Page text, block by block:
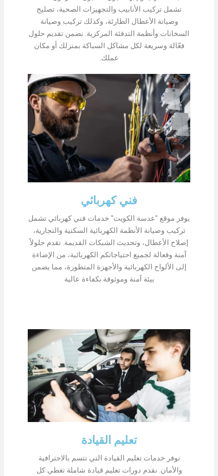
تشمل تركيب الأنابيب والتجهيزات الصحية، تصليح
وصيانة الأعطال الطارئة، وكذلك تركيب وصيانة
السخانات وأنظمة التدفئة المركزية. نضمن تقديم حلول
فعّالة وسريعة لكل مشاكل السباكة بمنزلك أو مكان
عملك.
فني كهربائي
يوفر موقع "عدسة الكويت" خدمات فني كهربائي تشمل
تركيب وصيانة الأنظمة الكهربائية السكنية والتجارية،
إصلاح الأعطال، وتحديث الشبكات القديمة. نقدم حلولاً
آمنة وفعالة لجميع احتياجاتكم الكهربائية، من الإضاءة
إلى الألواح الكهربائية والأجهزة المتطورة، مما يضمن
بيئة آمنة وموثوقة بكفاءة عالية
تعليم القيادة
نوفر خدمات تعليم القيادة التي تتسم بالاحترافية
والأمان. نقدم دورات تعليم قيادة شاملة تغطي كل